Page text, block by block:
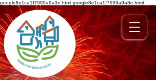
google8e1ca1f7999a9a3e.html google8e1ca1f7999a9a3e.html